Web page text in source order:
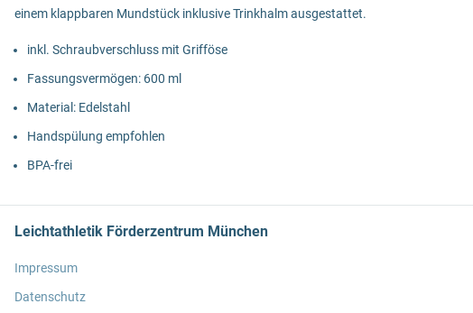
einem klappbaren Mundstück inklusive Trinkhalm ausgestattet.
inkl. Schraubverschluss mit Grifföse
Fassungsvermögen: 600 ml
Material: Edelstahl
Handspülung empfohlen
BPA-frei
Leichtathletik Förderzentrum München
Impressum
Datenschutz